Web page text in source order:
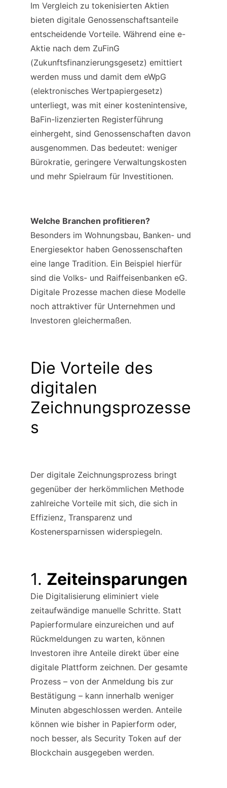
Im Vergleich zu tokenisierten Aktien
bieten digitale Genossenschaftsanteile
entscheidende Vorteile. Während eine e-
Aktie nach dem ZuFinG
(Zukunftsfinanzierungsgesetz) emittiert
werden muss und damit dem eWpG
(elektronisches Wertpapiergesetz)
unterliegt, was mit einer kostenintensive,
BaFin-lizenzierten Registerführung
einhergeht, sind Genossenschaften davon
ausgenommen. Das bedeutet: weniger
Bürokratie, geringere Verwaltungskosten
und mehr Spielraum für Investitionen.
Welche Branchen profitieren?
Besonders im Wohnungsbau, Banken- und
Energiesektor haben Genossenschaften
eine lange Tradition. Ein Beispiel hierfür
sind die Volks- und Raiffeisenbanken eG.
Digitale Prozesse machen diese Modelle
noch attraktiver für Unternehmen und
Investoren gleichermaßen.
Die Vorteile des
digitalen
Zeichnungsprozesse
s
Der digitale Zeichnungsprozess bringt
gegenüber der herkömmlichen Methode
zahlreiche Vorteile mit sich, die sich in
Effizienz, Transparenz und
Kostenersparnissen widerspiegeln.
1. Zeiteinsparungen
Die Digitalisierung eliminiert viele
zeitaufwändige manuelle Schritte. Statt
Papierformulare einzureichen und auf
Rückmeldungen zu warten, können
Investoren ihre Anteile direkt über eine
digitale Plattform zeichnen. Der gesamte
Prozess – von der Anmeldung bis zur
Bestätigung – kann innerhalb weniger
Minuten abgeschlossen werden. Anteile
können wie bisher in Papierform oder,
noch besser, als Security Token auf der
Blockchain ausgegeben werden.